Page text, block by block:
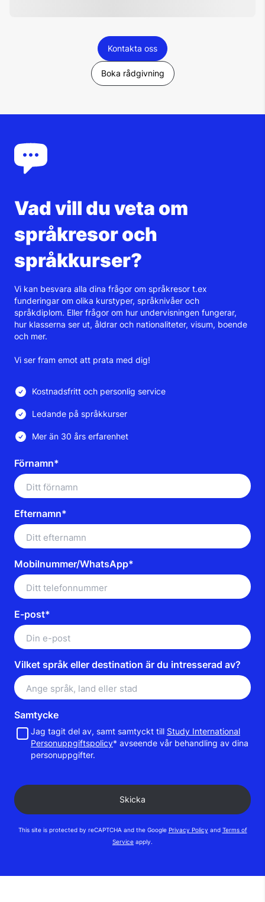
Kontakta oss
Boka rådgivning
Vad vill du veta om
språkresor och
språkkurser?
Vi kan besvara alla dina frågor om språkresor t.ex
funderingar om olika kurstyper, språknivåer och
språkdiplom. Eller frågor om hur undervisningen fungerar,
hur klasserna ser ut, åldrar och nationaliteter, visum, boende
och mer.
Vi ser fram emot att prata med dig!
Kostnadsfritt och personlig service
Ledande på språkkurser
Mer än 30 års erfarenhet
Förnamn*
Efternamn*
Mobilnummer/WhatsApp*
E-post*
Vilket språk eller destination är du intresserad av?
Samtycke
Jag tagit del av, samt samtyckt till Study International
Personuppgiftspolicy* avseende vår behandling av dina
personuppgifter.
This site is protected by reCAPTCHA and the Google Privacy Policy and Terms of
Service apply.